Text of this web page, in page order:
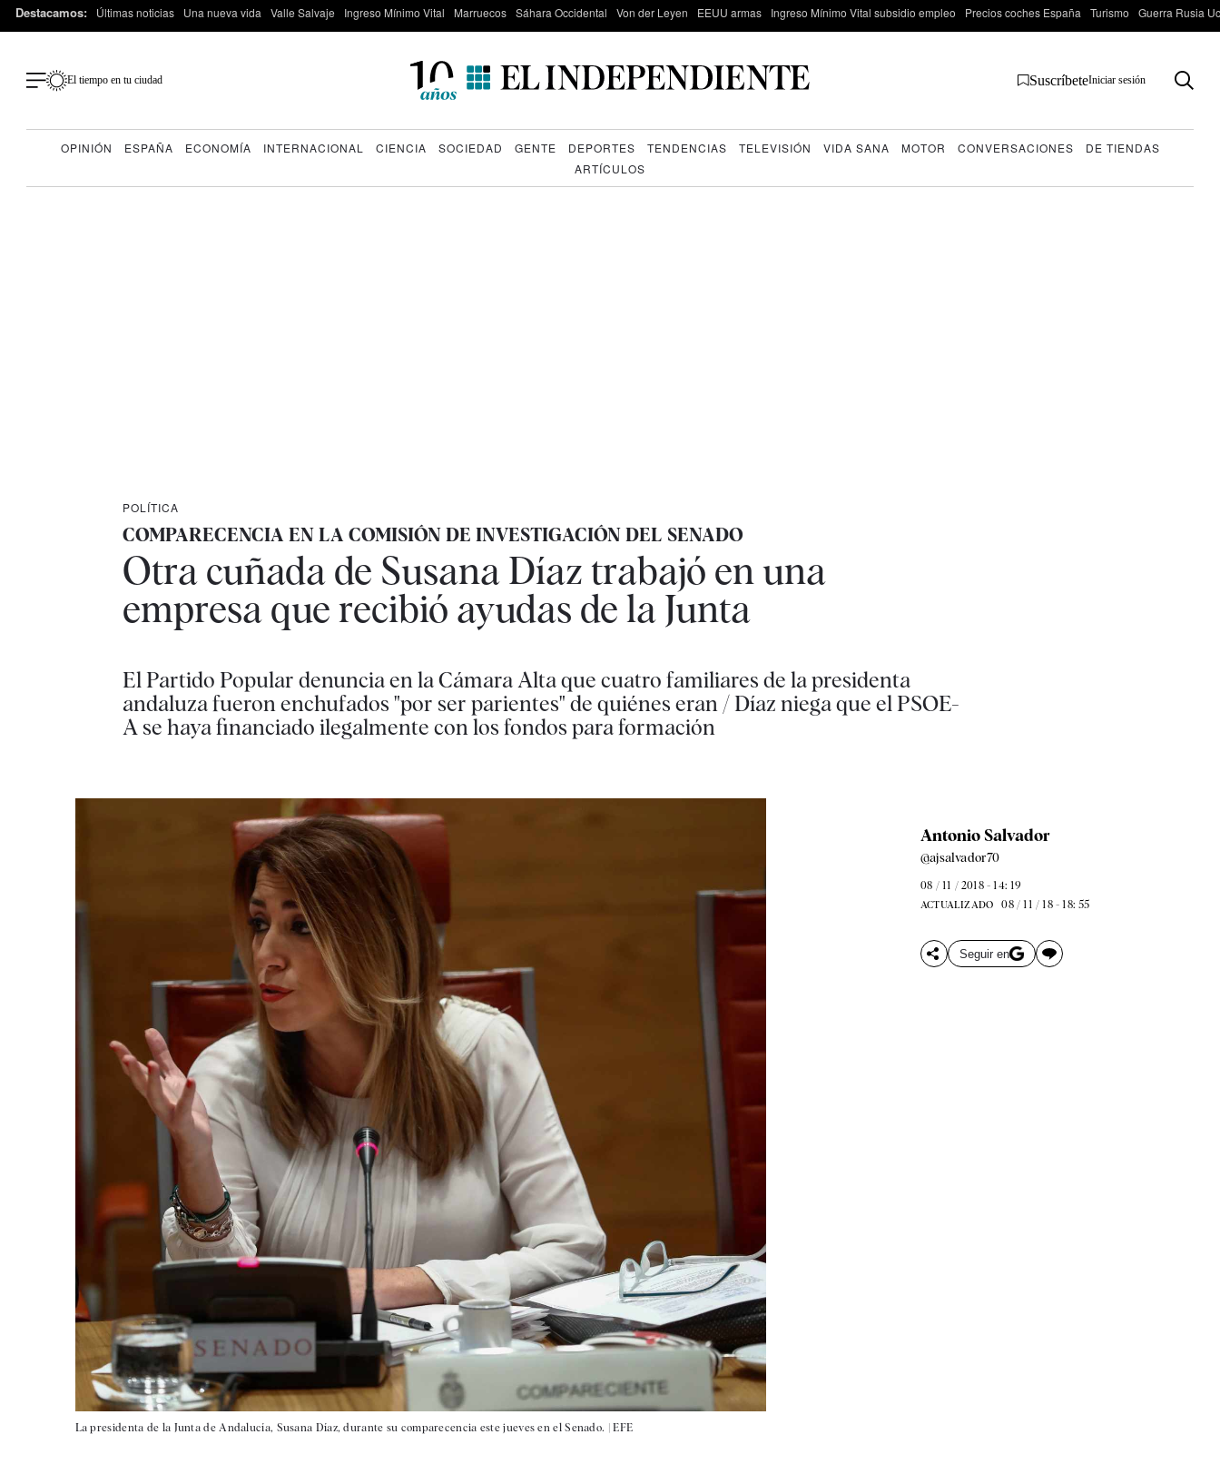
Destacamos: Últimas noticias Una nueva vida Valle Salvaje Ingreso Mínimo Vital Marruecos Sáhara Occidental Von der Leyen EEUU armas Ingreso Mínimo Vital subsidio empleo Precios coches España Turismo Guerra Rusia
El tiempo en tu ciudad SuscríbeteIniciar sesión
OPINIÓN ESPAÑA ECONOMÍA INTERNACIONAL CIENCIA SOCIEDAD GENTE DEPORTES TENDENCIAS TELEVISIÓN VIDA SANA MOTOR CONVERSACIONES
DE TIENDAS
ARTÍCULOS
POLÍTICA
COMPARECENCIA EN LA COMISIÓN DE INVESTIGACIÓN DEL SENADO
Otra cuñada de Susana Díaz trabajó en una
empresa que recibió ayudas de la Junta
El Partido Popular denuncia en la Cámara Alta que cuatro familiares de la presidenta
andaluza fueron enchufados "por ser parientes" de quiénes eran / Díaz niega que el PSOE-
A se haya financiado ilegalmente con los fondos para formación
La presidenta de la Junta de Andalucía, Susana Díaz, durante su comparecencia este jueves en el Senado. |EFE
Antonio Salvador
@ajsalvador70
08 / 11 / 2018 - 14: 19
ACTUALIZADO 08 / 11 / 18 - 18: 55
Seguir en